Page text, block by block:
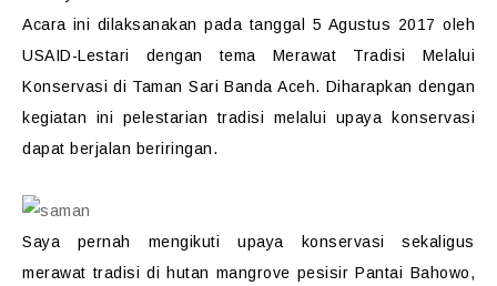
Acara ini dilaksanakan pada tanggal 5 Agustus 2017 oleh
USAID-Lestari dengan tema Merawat Tradisi Melalui
Konservasi di Taman Sari Banda Aceh. Diharapkan dengan
kegiatan ini pelestarian tradisi melalui upaya konservasi
dapat berjalan beriringan.
Saya pernah mengikuti upaya konservasi sekaligus
merawat tradisi di hutan mangrove pesisir Pantai Bahowo,